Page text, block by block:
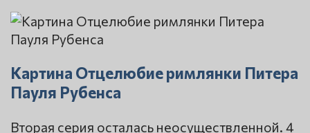
Картина Отцелюбие римлянки Питера
Пауля Рубенса
Вторая серия осталась неосуществленной. 4